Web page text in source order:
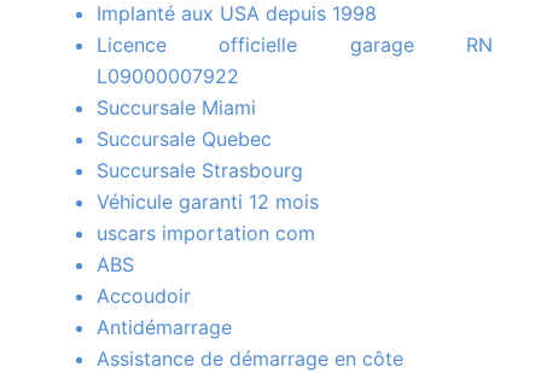
Implanté aux USA depuis 1998
Licence officielle garage RN
L09000007922
Succursale Miami
Succursale Quebec
Succursale Strasbourg
Véhicule garanti 12 mois
uscars importation com
ABS
Accoudoir
Antidémarrage
Assistance de démarrage en côte